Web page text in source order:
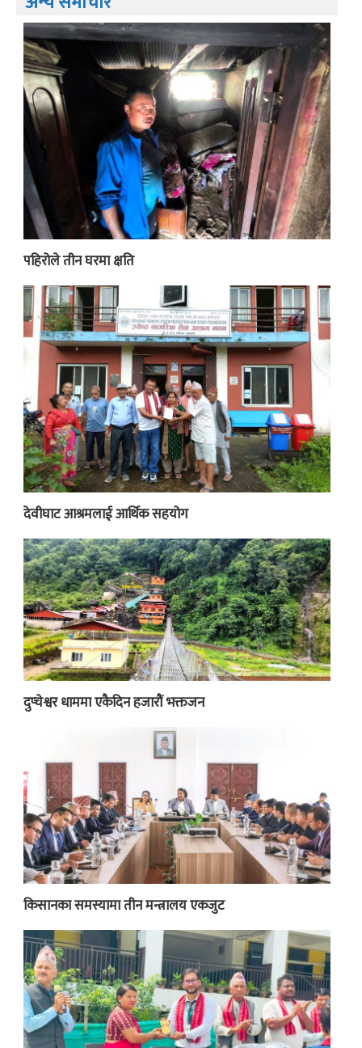
पहिरोले तीन घरमा क्षति
देवीघाट आश्रमलाई आर्थिक सहयोग
दुप्चेश्वर धाममा एकैदिन हजारौं भक्तजन
किसानका समस्यामा तीन मन्त्रालय एकजुट